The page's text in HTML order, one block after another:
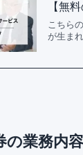
【無
こちら
が生ま
の業務内容